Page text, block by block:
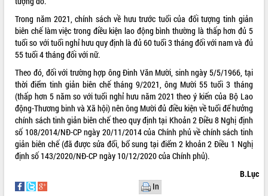
Trong năm 2021, chính sách về hưu trước tuổi của đối tượng tinh giản
biên chế làm việc trong điều kiện lao động bình thường là thấp hơn đủ 5
tuổi so với tuổi nghỉ hưu quy định là đủ 60 tuổi 3 tháng đối với nam và đủ
55 tuổi 4 tháng đối với nữ.
Theo đó, đối với trường hợp ông Đinh Văn Mười, sinh ngày 5/5/1966, tại
thời điểm tinh giản biên chế tháng 9/2021, ông Mười 55 tuổi 3 tháng
(thấp hơn 5 năm so với tuổi nghỉ hưu năm 2021 theo ý kiến của Bộ Lao
động-Thương binh và Xã hội) nên ông Mười đủ điều kiện về tuổi để hưởng
chính sách tinh giản biên chế theo quy định tại Khoản 2 Điều 8 Nghị định
số 108/2014/NĐ-CP ngày 20/11/2014 của Chính phủ về chính sách tinh
giản biên chế (đã được sửa đổi, bổ sung tại điểm 2 khoản 2 Điều 1 Nghị
định số 143/2020/NĐ-CP ngày 10/12/2020 của Chính phủ).
B.Lục
In